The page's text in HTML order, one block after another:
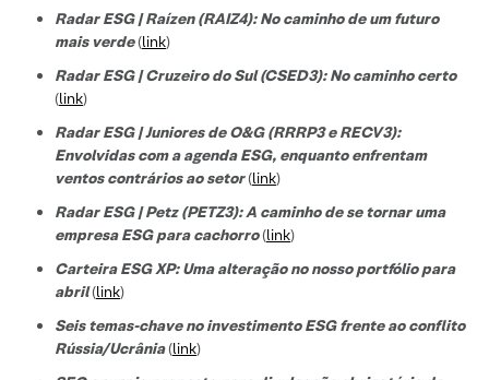
Radar ESG | Raízen (RAIZ4): No caminho de um futuro
mais verde(link)
Radar ESG | Cruzeiro do Sul (CSED3): No caminho certo
(link)
Radar ESG | Juniores de O&G (RRRP3 e RECV3):
Envolvidas com a agenda ESG, enquanto enfrentam
ventos contrários ao setor(link)
Radar ESG | Petz (PETZ3): A caminho de se tornar uma
empresa ESG para cachorro(link)
Carteira ESG XP: Uma alteração no nosso portfólio para
abril(link)
Seis temas-chave no investimento ESG frente ao conflito
Rússia/Ucrânia(link)